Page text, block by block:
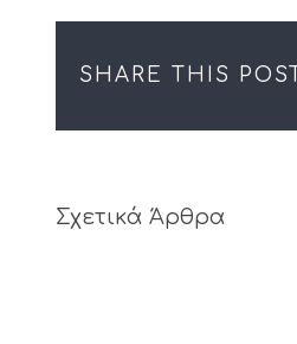
SHARE THIS POST
Σχετικά Άρθρα